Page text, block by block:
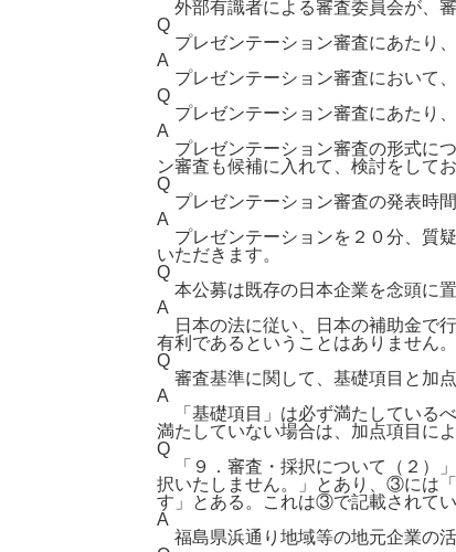
外部有識者による審査委員会が、
Q
プレゼンテーション審査にあたり
A
プレゼンテーション審査において
Q
プレゼンテーション審査にあたり
A
プレゼンテーション審査の形式に
ン審査も候補に入れて、検討をして
Q
プレゼンテーション審査の発表時間
A
プレゼンテーションを２０分、質
いただきます。
Q
本公募は既存の日本企業を念頭に
A
日本の法に従い、日本の補助金で
有利であるということはありません。
Q
審査基準に関して、基礎項目と加
A
「基礎項目」は必ず満たしている
満たしていない場合は、加点項目に
Q
「９．審査・採択について（２）
択いたしません。」とあり、③には
す」とある。これは③で記載されて
A
福島県浜通り地域等の地元企業の